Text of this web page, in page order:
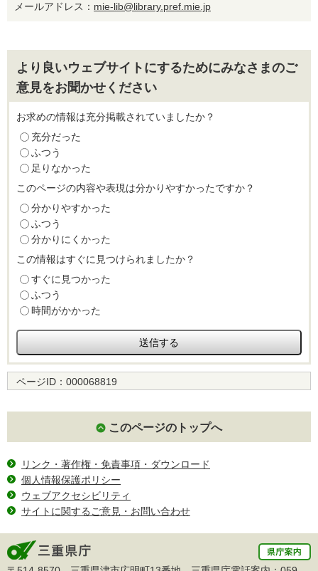
メールアドレス： mie-lib@library.pref.mie.jp
より良いウェブサイトにするためにみなさまのご
意見をお聞かせください
お求めの情報は充分掲載されていましたか？
充分だった
ふつう
足りなかった
このページの内容や表現は分かりやすかったですか？
分かりやすかった
ふつう
分かりにくかった
この情報はすぐに見つけられましたか？
すぐに見つかった
ふつう
時間がかかった
ページID： 000068819
このページのトップへ
リンク・著作権・免責事項・ダウンロード
個人情報保護ポリシー
ウェブアクセシビリティ
サイトに関するご意見・お問い合わせ